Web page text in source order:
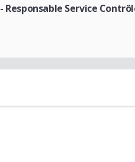
- Responsable Service